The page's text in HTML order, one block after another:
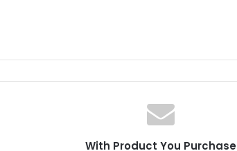
With Product You Purchase